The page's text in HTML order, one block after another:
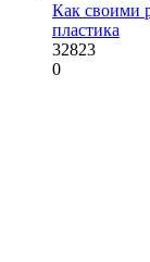
Как своими
пластика
32823
0